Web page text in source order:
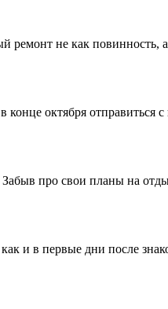
не как повинность, а
октября отправиться
про свои планы на
как и в первые дни после